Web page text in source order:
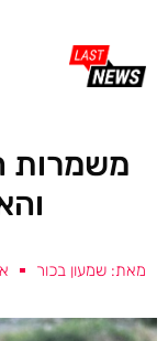
משמרות
מאת: שמעון בכור